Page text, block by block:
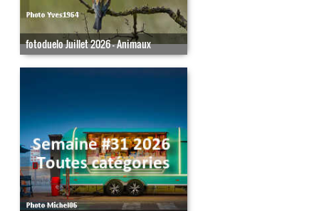
fotoduelo Juillet 2026 - Animaux